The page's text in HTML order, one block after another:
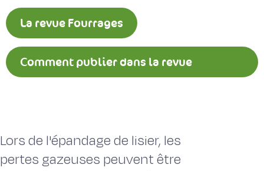
La revue Fourrages
Comment publier dans la revue
Lors de l'épandage de lisier, les
pertes gazeuses peuvent être